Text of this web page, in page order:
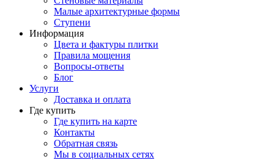
Малые архитектурные формы
Ступени
Информация
Цвета и фактуры плитки
Правила мощения
Вопросы-ответы
Блог
Услуги
Доставка и оплата
Где купить
Где купить на карте
Контакты
Обратная связь
Мы в социальных сетях